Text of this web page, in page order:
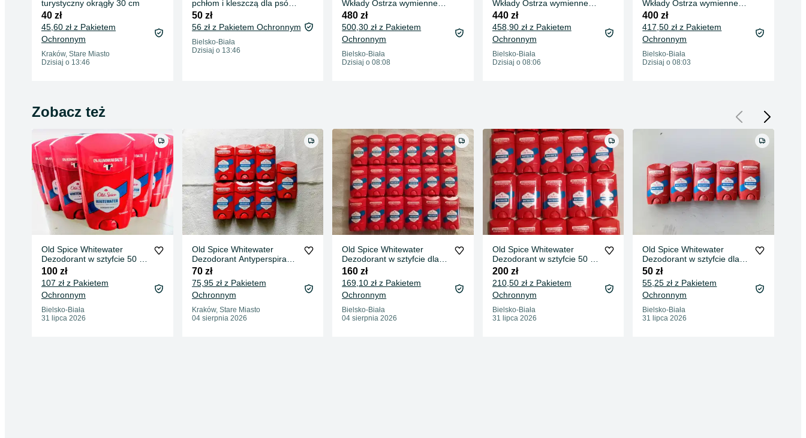
turystyczny okrągły 30 cm
40 zł
45,60 zł z Pakietem
Ochronnym
Kraków, Stare Miasto
Dzisiaj o 13:46
pchłom i kleszczą dla psów i
kotow 8 opk.
50 zł
56 zł z Pakietem Ochronnym
Bielsko-Biała
Dzisiaj o 13:46
Wkłady Ostrza wymienne
36 szt.
480 zł
500,30 zł z Pakietem
Ochronnym
Bielsko-Biała
Dzisiaj o 08:08
Wkłady Ostrza wymienne
33 szt.
440 zł
458,90 zł z Pakietem
Ochronnym
Bielsko-Biała
Dzisiaj o 08:06
Wkłady Ostrza wymienne
30 szt.
400 zł
417,50 zł z Pakietem
Ochronnym
Bielsko-Biała
Dzisiaj o 08:03
Zobacz też
Old Spice Whitewater
Dezodorant w sztyfcie 50 ml
10 szt.
100 zł
107 zł z Pakietem
Ochronnym
Bielsko-Biała
31 lipca 2026
Old Spice Whitewater
Dezodorant Antyperspirant
w sztyfcie dla mężczyzn
50ml. 7 szt.
70 zł
75,95 zł z Pakietem
Ochronnym
Kraków, Stare Miasto
04 sierpnia 2026
Old Spice Whitewater
Dezodorant w sztyfcie dla
mężczyzn 50ml. 16 szt.
160 zł
169,10 zł z Pakietem
Ochronnym
Bielsko-Biała
04 sierpnia 2026
Old Spice Whitewater
Dezodorant w sztyfcie 50 ml
20szt.
200 zł
210,50 zł z Pakietem
Ochronnym
Bielsko-Biała
31 lipca 2026
Old Spice Whitewater
Dezodorant w sztyfcie dla
mężczyzn 50 ml 5szt.
50 zł
55,25 zł z Pakietem
Ochronnym
Bielsko-Biała
31 lipca 2026